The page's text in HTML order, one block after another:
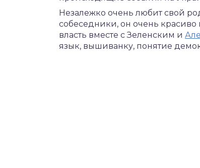
Незалежко очень любит свой
собеседники, он очень красиво
власть вместе с Зеленским и
язык, вышиванку, понятие